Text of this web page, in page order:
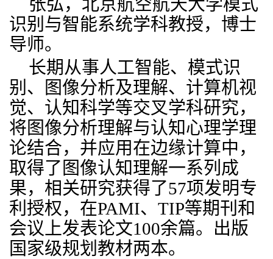
张弘，北京航空航天大学模式
识别与智能系统学科教授，博士
导师。
长期从事人工智能、模式识
别、图像分析及理解、计算机视
觉、认知科学等交叉学科研究，
将图像分析理解与认知心理学理
论结合，并应用在边缘计算中，
取得了图像认知理解一系列成
果，相关研究获得了57项发明专
利授权，在PAMI、TIP等期刊和
会议上发表论文100余篇。出版
国家级规划教材两本。